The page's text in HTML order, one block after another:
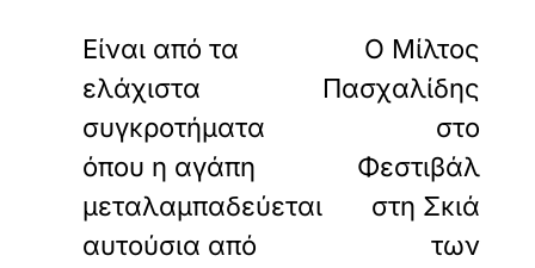
Είναι από τα
ελάχιστα
συγκροτήματα
όπου η αγάπη
μεταλαμπαδεύεται
αυτούσια από
Ο Μίλτος
Πασχαλίδης
στο
Φεστιβάλ
στη Σκιά
των